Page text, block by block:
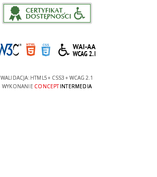
WALIDACJA: HTML5+ CSS3 + WCAG 2.1
WYKONANIE CONCEPTINTERMEDIA